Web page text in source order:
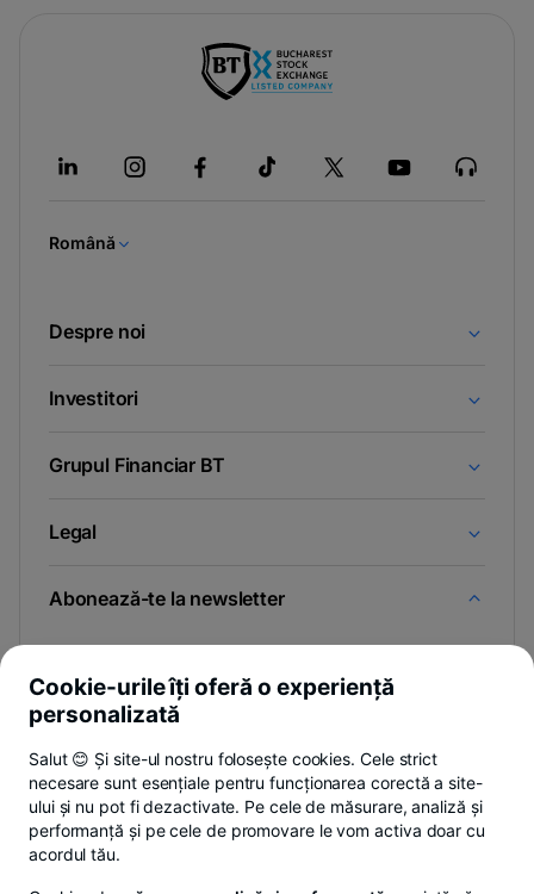
a
Română
Despre noi
Investitori
Grupul Financiar BT
Legal
Abonează-te la newsletter
Poți renunța oricând,vezi detalii-
opens
in
a
.
Privacy Hub - opens in a new tab
Politica de confidențialitate- opens in a new
Politica de cookies
Cookie-urile îți oferă o experiență
personalizată
Salut 😊 Și site-ul nostru folosește cookies. Cele strict
necesare sunt esențiale pentru funcționarea corectă a site-
ului și nu pot fi dezactivate. Pe cele de măsurare, analiză și
performanță și pe cele de promovare le vom activa doar cu
acordul tău.